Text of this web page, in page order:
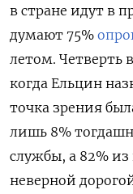
в стране идут в
думают 75%
летом. Четверть
когда Ельцин
точка зрения
лишь 8%
службы, а 82% из
неверной